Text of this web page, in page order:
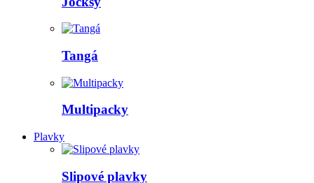
Tangá
Multipacky
Plavky
Slipové plavky